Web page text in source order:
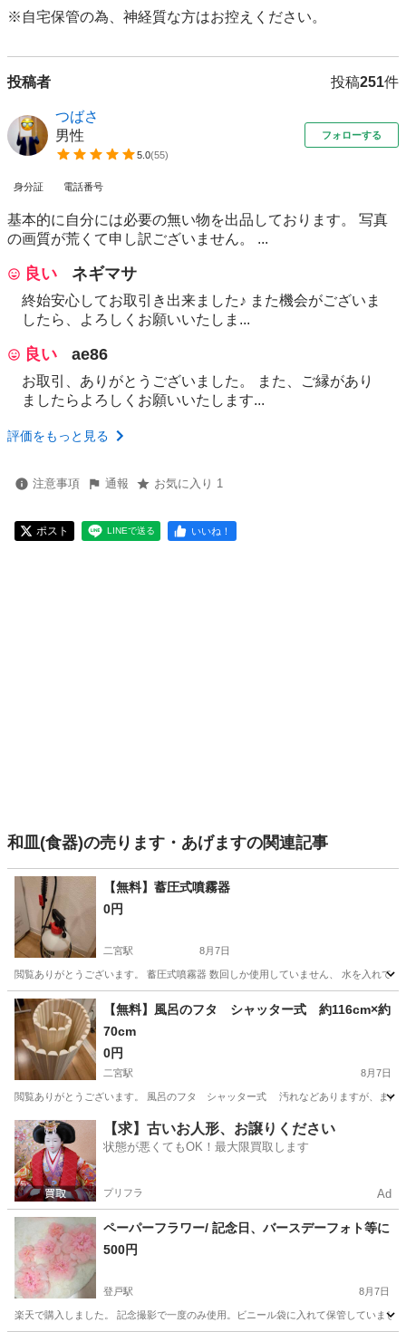
※自宅保管の為、神経質な方はお控えください。
投稿者 投稿251件
つばさ
男性
5.0(55)
フォローする
身分証 電話番号
基本的に自分には必要の無い物を出品しております。 写真
の画質が荒くて申し訳ございません。 ...
良い ネギマサ
終始安心してお取引き出来ました♪ また機会がございま
したら、よろしくお願いいたしま...
良い ae86
お取引、ありがとうございました。 また、ご縁があり
ましたらよろしくお願いいたします...
評価をもっと見る
注意事項 通報 お気に入り 1
ポスト LINEで送る いいね！
和皿(食器)の売ります・あげますの関連記事
【無料】蓄圧式噴霧器
0円
二宮駅 8月7日
閲覧ありがとうございます。 蓄圧式噴霧器 数回しか使用していません、 水を入れて
神奈川 中郡 二宮駅 掃除用具
【無料】風呂のフタ シャッター式 約116cm×約
70cm
0円
二宮駅 8月7日
閲覧ありがとうございます。 風呂のフタ シャッター式 汚れなどありますが、まだ
神奈川 二宮駅 家庭用品
【求】古いお人形、お譲りください
状態が悪くてもOK！最大限買取します
プリフラ Ad
ペーパーフラワー/ 記念日、バースデーフォト等に
500円
登戸駅 8月7日
楽天で購入しました。 記念撮影で一度のみ使用。ビニール袋に入れて保管していま